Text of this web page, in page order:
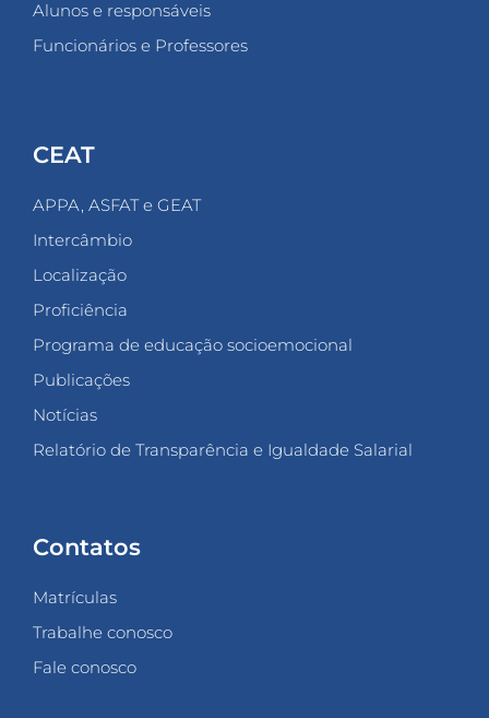
Alunos e responsáveis
Funcionários e Professores
CEAT
APPA, ASFAT e GEAT
Intercâmbio
Localização
Proficiência
Programa de educação socioemocional
Publicações
Notícias
Relatório de Transparência e Igualdade Salarial
Contatos
Matrículas
Trabalhe conosco
Fale conosco